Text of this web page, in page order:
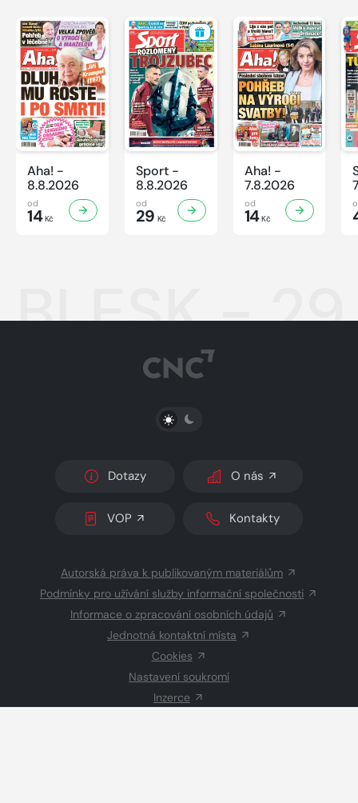
Aha! -
8.8.2026
od
14Kč
Sport -
8.8.2026
od
29 Kč
Aha! -
7.8.2026
od
14Kč
BLESK -
PŘEPNOUT SVĚTLÝ/TMAVÝ REŽIM
Dotazy O nás
VOP Kontakty
Autorská práva k publikovaným materiálům
Podmínky pro užívání služby informační společnosti
Informace o zpracování osobních údajů
Jednotná kontaktní místa
Cookies
Nastavení soukromí
Inzerce